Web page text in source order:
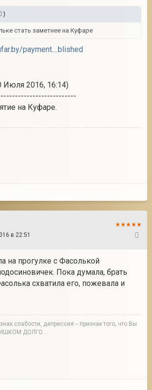
)
стать заметнее на Куфаре
payment....blished
Июля 2016, 16:14)
на Куфаре.
в 22:51
на прогулке с Фасолькой
Пока думала, брать
схватила его, пожевала и
слабости, депрессия -- признак того, что Вы
ДОЛГО ...